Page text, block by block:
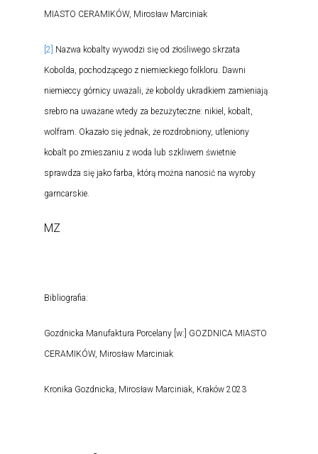
MIASTO CERAMIKÓW, Mirosław Marciniak
[2] Nazwa kobalty wywodzi się od złośliwego skrzata
Kobolda, pochodzącego z niemieckiego folkloru. Dawni
niemieccy górnicy uważali, że koboldy ukradkiem zamieniają
srebro na uważane wtedy za bezużyteczne: nikiel, kobalt,
wolfram. Okazało się jednak, że rozdrobniony, utleniony
kobalt po zmieszaniu z woda lub szkliwem świetnie
sprawdza się jako farba, którą można nanosić na wyroby
garncarskie.
MZ
Bibliografia:
Gozdnicka Manufaktura Porcelany [w:] GOZDNICA MIASTO
CERAMIKÓW, Mirosław Marciniak
Kronika Gozdnicka, Mirosław Marciniak, Kraków 2023